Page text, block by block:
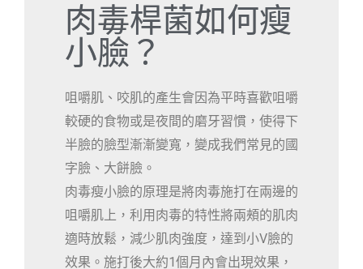
肉毒桿菌如何瘦
小臉？
咀嚼肌、咬肌的產生會因為平時喜歡咀嚼
較硬的食物或是夜間的磨牙習慣，使得下
半臉的臉型漸漸變寬，變成我們常見的國
字臉、大餅臉。
肉毒瘦小臉的原理是將肉毒施打在兩邊的
咀嚼肌上，利用肉毒的特性將兩頰的肌肉
適時放鬆，減少肌肉強度，達到小V臉的
效果。施打後大約1個月內會出現效果，